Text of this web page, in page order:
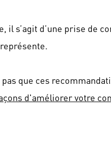
il s’agit d’une prise de
que ces
d'améliorer votre